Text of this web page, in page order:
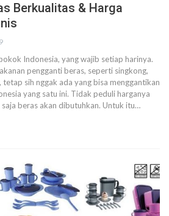
Berkualitas & Harga
Indonesia, yang wajib setiap harinya.
pengganti beras, seperti singkong,
tetap sih nggak ada yang bisa menggantikan
yang satu ini. Tidak peduli harganya
beras akan dibutuhkan. Untuk itu…